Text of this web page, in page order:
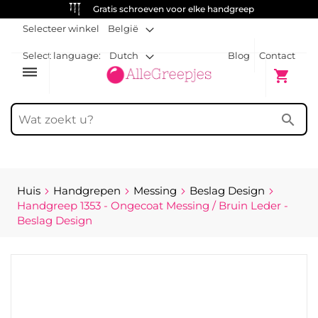
Gratis schroeven voor elke handgreep
Blog Contact
Selecteer winkel België
Select language: Dutch
dehaze shopping_cart
search
Huis Handgrepen Messing
Beslag Design
Handgreep 1353 - Ongecoat Messing / Bruin Leder -
Beslag Design